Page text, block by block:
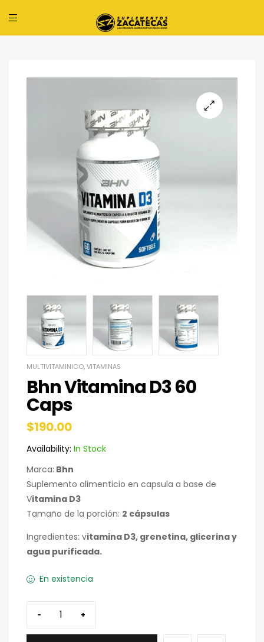
MULTIVITAMINICO,VITAMINAS
Bhn Vitamina D3 60
Caps
$190.00
Availability: In Stock
Marca: Bhn
Suplemento alimenticio en capsula a base de
Vitamina D3
Tamaño de la porción: 2 cápsulas
Ingredientes: vitamina D3, grenetina, glicerina y
agua purificada.
En existencia
- +